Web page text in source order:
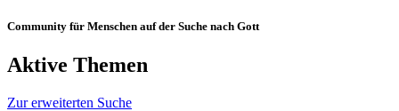
Community für Menschen auf der Suche nach Gott
Aktive Themen
Zur erweiterten Suche